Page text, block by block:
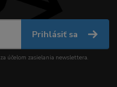
Prihlásiť sa
za účelom zasielania newslettera.